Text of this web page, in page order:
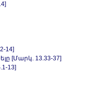
14]
[Մարկ. 13.33-37]
13]